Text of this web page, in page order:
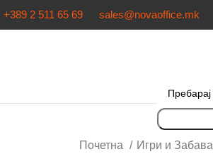
+389 2 511 65 69 sales@novaoffice.mk
Почетна Игри и Забава